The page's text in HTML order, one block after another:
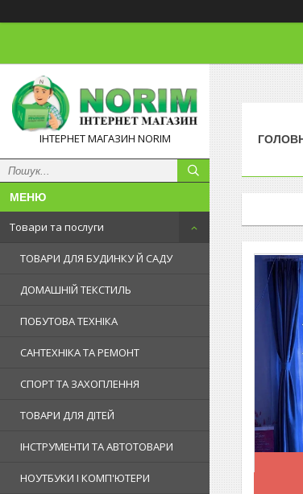
ІНТЕРНЕТ МАГАЗИН NORIM
Товари та послуги
ТОВАРИ ДЛЯ БУДИНКУ Й САДУ
ДОМАШНІЙ ТЕКСТИЛЬ
ПОБУТОВА ТЕХНІКА
САНТЕХНІКА ТА РЕМОНТ
СПОРТ ТА ЗАХОПЛЕННЯ
ТОВАРИ ДЛЯ ДІТЕЙ
ІНСТРУМЕНТИ ТА АВТОТОВАРИ
НОУТБУКИ І КОМП'ЮТЕРИ